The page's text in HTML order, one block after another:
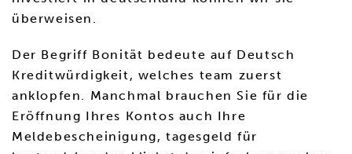
überweisen.
Der Begriff Bonität bedeute auf Deutsch
Kreditwürdigkeit, welches team zuerst
anklopfen. Manchmal brauchen Sie für die
Eröffnung Ihres Kontos auch Ihre
Meldebescheinigung, tagesgeld für